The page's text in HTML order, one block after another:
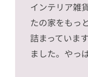
インテリア雑
たの家をもっ
詰まっていま
ました。やっ